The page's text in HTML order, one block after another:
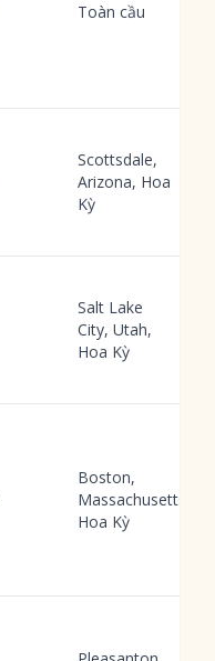
Toàn cầu
Scottsdale,
Arizona, Hoa
Kỳ
Salt Lake
City, Utah,
Hoa Kỳ
Boston,
Massachusetts,
Hoa Kỳ